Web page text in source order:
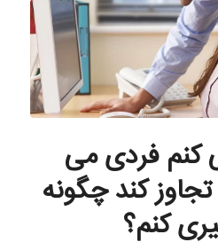
فردی می
کند چگونه
کنم؟